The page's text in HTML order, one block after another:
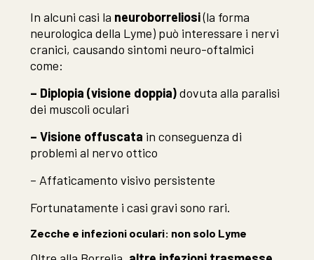
In alcuni casi la neuroborreliosi(la forma
neurologica della Lyme) può interessare i nervi
cranici, causando sintomi neuro-oftalmici
come:
– Diplopia (visione doppia)dovuta alla paralisi
dei muscoli oculari
– Visione offuscata in conseguenza di
problemi al nervo ottico
– Affaticamento visivo persistente
Fortunatamente i casi gravi sono rari.
Zecche e infezioni oculari: non solo Lyme